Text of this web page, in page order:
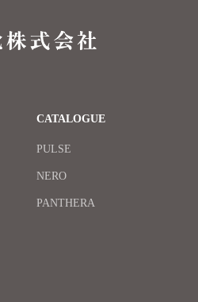
CATALOGUE
PULSE
NERO
PANTHERA